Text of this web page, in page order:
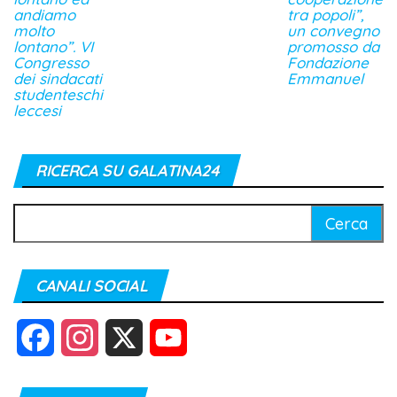
andiamo
molto
lontano”. VI
Congresso
dei sindacati
studenteschi
leccesi
tra popoli”,
un convegno
promosso da
Fondazione
Emmanuel
RICERCA SU GALATINA24
per:
CANALI SOCIAL